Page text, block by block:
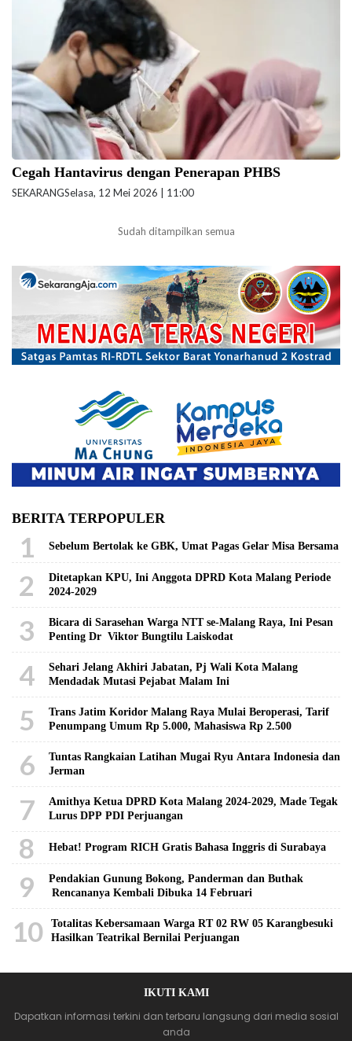
Cegah Hantavirus dengan Penerapan PHBS
SEKARANGSelasa, 12 Mei 2026 | 11:00
Sudah ditampilkan semua
BERITA TERPOPULER
1 Sebelum Bertolak ke GBK, Umat Pagas Gelar Misa Bersama
2
Ditetapkan KPU, Ini Anggota DPRD Kota Malang Periode
2024-2029
3
Bicara di Sarasehan Warga NTT se-Malang Raya, Ini Pesan
Penting Dr Viktor Bungtilu Laiskodat
4
Sehari Jelang Akhiri Jabatan, Pj Wali Kota Malang
Mendadak Mutasi Pejabat Malam Ini
5
Trans Jatim Koridor Malang Raya Mulai Beroperasi, Tarif
Penumpang Umum Rp 5.000, Mahasiswa Rp 2.500
6
Tuntas Rangkaian Latihan Mugai Ryu Antara Indonesia dan
Jerman
7
Amithya Ketua DPRD Kota Malang 2024-2029, Made Tegak
Lurus DPP PDI Perjuangan
8 Hebat! Program RICH Gratis Bahasa Inggris di Surabaya
9
Pendakian Gunung Bokong, Panderman dan Buthak
Rencananya Kembali Dibuka 14 Februari
10
Totalitas Kebersamaan Warga RT 02 RW 05 Karangbesuki
Hasilkan Teatrikal Bernilai Perjuangan
IKUTI KAMI
Dapatkan informasi terkini dan terbaru langsung dari media sosial
anda